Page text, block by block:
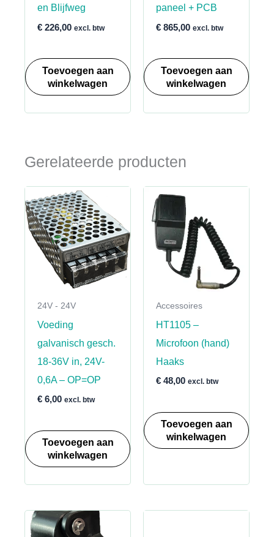
en Blijfweg
€226,00 excl. btw
Toevoegen aan
winkelwagen
paneel + PCB
€865,00 excl. btw
Toevoegen aan
winkelwagen
Gerelateerde producten
24V - 24V
Voeding
galvanisch gesch.
18-36V in, 24V-
0,6A – OP=OP
€6,00 excl. btw
Toevoegen aan
winkelwagen
Accessoires
HT1105 –
Microfoon (hand)
Haaks
€48,00 excl. btw
Toevoegen aan
winkelwagen